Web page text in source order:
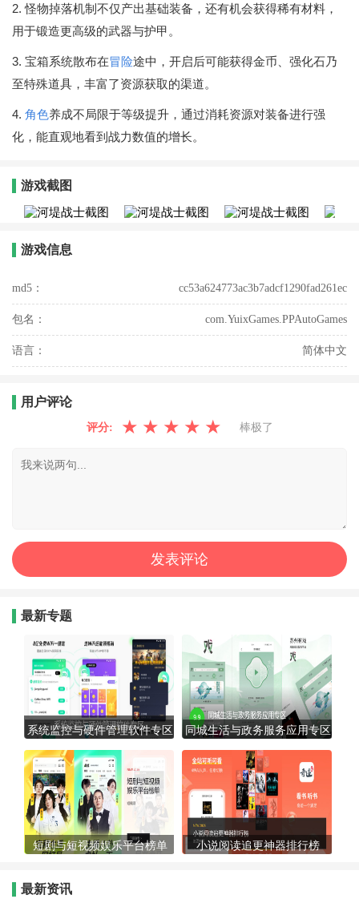
2. 怪物掉落机制不仅产出基础装备，还有机会获得稀有材料，
用于锻造更高级的武器与护甲。
3. 宝箱系统散布在冒险途中，开启后可能获得金币、强化石乃
至特殊道具，丰富了资源获取的渠道。
4. 角色养成不局限于等级提升，通过消耗资源对装备进行强
化，能直观地看到战力数值的增长。
游戏截图
游戏信息
md5： cc53a624773ac3b7adcf1290fad261ec
包名： com.YuixGames.PPAutoGames
语言： 简体中文
用户评论
评分: ★ ★ ★ ★ ★ 棒极了
最新专题
系统监控与硬件管理软件专区 同城生活与政务服务应用专区
短剧与短视频娱乐平台榜单 小说阅读追更神器排行榜
最新资讯